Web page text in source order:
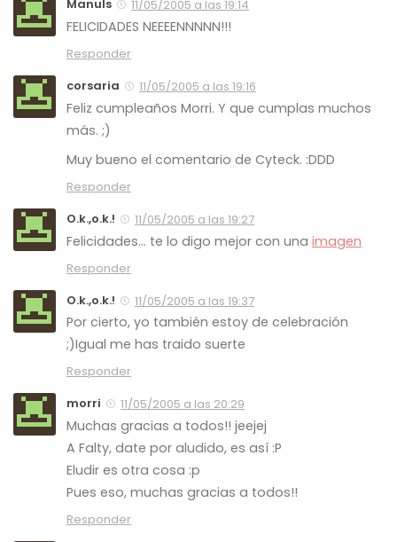
Manuls
11/05/2005 a las 19:14
FELICIDADES NEEEENNNNN!!!
Responder
corsaria
11/05/2005 a las 19:16
Feliz cumpleaños Morri. Y que cumplas muchos
más. ;)
Muy bueno el comentario de Cyteck. :DDD
Responder
O.k.,o.k.!
11/05/2005 a las 19:27
Felicidades… te lo digo mejor con una imagen
Responder
O.k.,o.k.!
11/05/2005 a las 19:37
Por cierto, yo también estoy de celebración
;)Igual me has traido suerte
Responder
morri
11/05/2005 a las 20:29
Muchas gracias a todos!! jeejej
A Falty, date por aludido, es así :P
Eludir es otra cosa :p
Pues eso, muchas gracias a todos!!
Responder